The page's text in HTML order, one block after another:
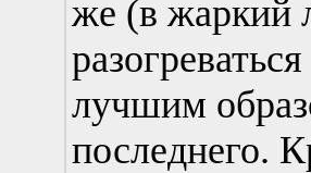
же (в жаркий
лучшим
последнего.